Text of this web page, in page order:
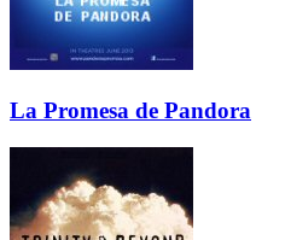
La Promesa de Pandora